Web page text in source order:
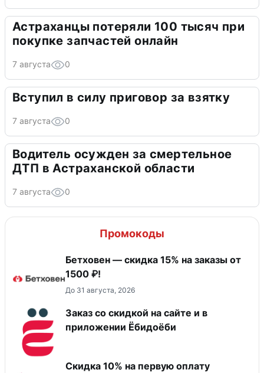
Астраханцы потеряли 100 тысяч при
покупке запчастей онлайн
7 августа 0
Вступил в силу приговор за взятку
7 августа 0
Водитель осужден за смертельное
ДТП в Астраханской области
7 августа 0
Промокоды
Бетховен — скидка 15% на заказы от
1500 ₽!
До 31 августа, 2026
Заказ со скидкой на сайте и в
приложении Ёбидоёби
Скидка 10% на первую оплату